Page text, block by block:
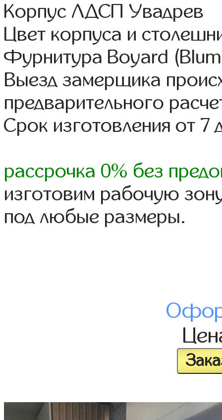
Корпус ЛДСП Увадрев
Цвет корпуса и
Фурнитура Boyard
Выезд замерщика
предварительного
Срок изготовления от 7
рассрочка 0% без
изготовим рабочую
под любые размеры.